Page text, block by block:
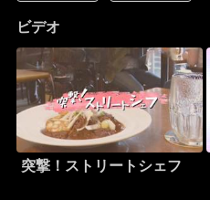
ビデオ
突撃！ストリートシェフ